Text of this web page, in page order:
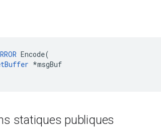
Encode(
*msgBuf
statiques publiques